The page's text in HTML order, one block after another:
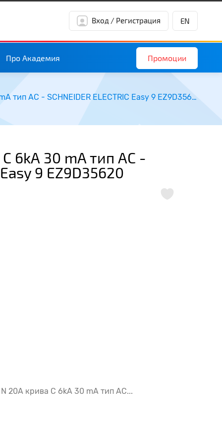
Вход / Регистрация EN
Про Академия Промоции
ДТЗ 1P + N 20А крива С 6kА 30 mA тип АС - SCHNEIDER ELECTRIC Easy 9 EZ9D35620
6kА 30 mA тип АС -
Easy 9 EZ9D35620
20А крива С 6kА 30 mA тип АС...